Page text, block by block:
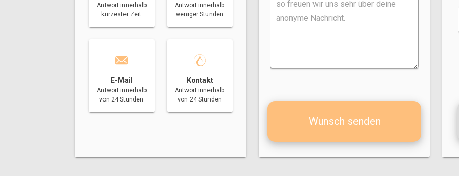
Antwort innerhalb
kürzester Zeit
Antwort innerhalb
weniger Stunden
E-Mail
Antwort innerhalb
von 24 Stunden
Kontakt
Antwort innerhalb
von 24 Stunden
Wunsch senden